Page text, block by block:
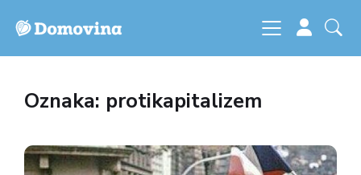
Oznaka: protikapitalizem